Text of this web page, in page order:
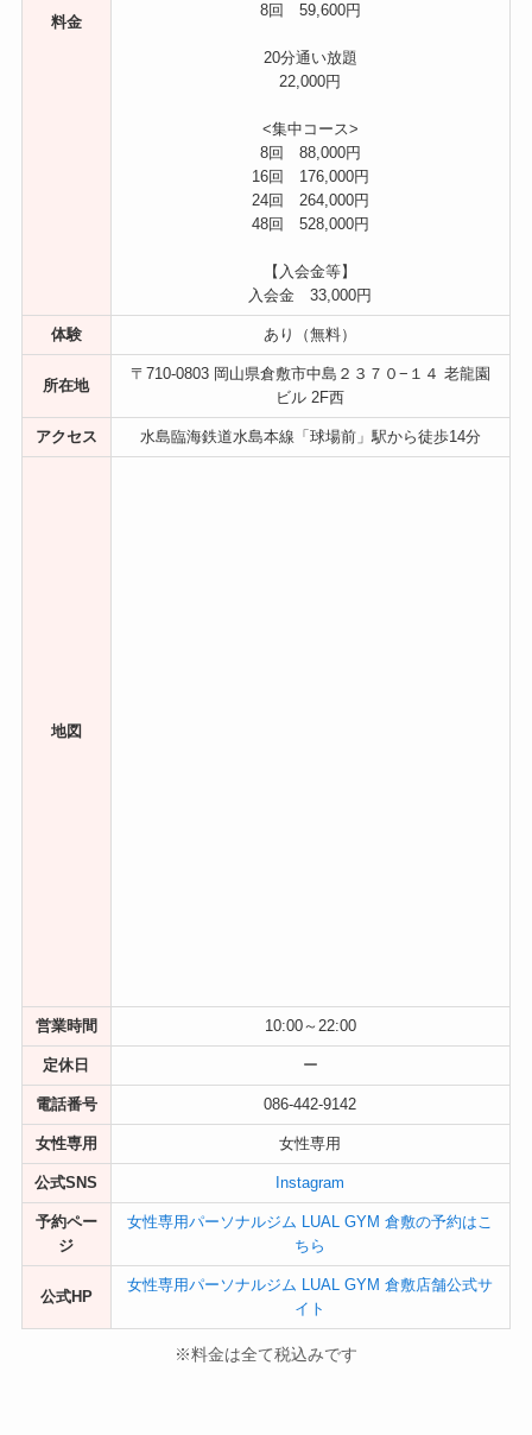
料金
8回 59,600円
20分通い放題
22,000円
<集中コース>
8回 88,000円
16回 176,000円
24回 264,000円
48回 528,000円
【入会金等】
入会金 33,000円
体験 あり（無料）
所在地
〒710-0803 岡山県倉敷市中島２３７０−１４ 老龍園
ビル 2F西
アクセス 水島臨海鉄道水島本線「球場前」駅から徒歩14分
地図
営業時間 10:00～22:00
定休日 ー
電話番号 086-442-9142
女性専用 女性専用
公式SNS Instagram
予約ペー
ジ
女性専用パーソナルジム LUAL GYM 倉敷の予約はこ
ちら
公式HP
女性専用パーソナルジム LUAL GYM 倉敷店舗公式サ
イト
※料金は全て税込みです